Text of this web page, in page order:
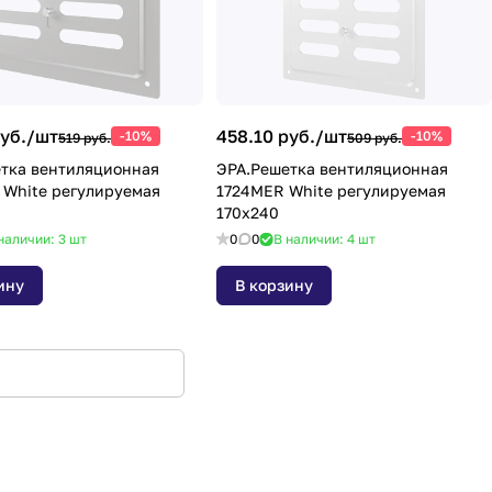
шт519 руб. -10%
вентиляционная
регулируемая
3 шт
458.10 руб./шт509 руб. -10%
ЭРА.Решетка вентиляционная
1724MER White регулируемая
170x240
0 0 В наличии: 4 шт
В корзину